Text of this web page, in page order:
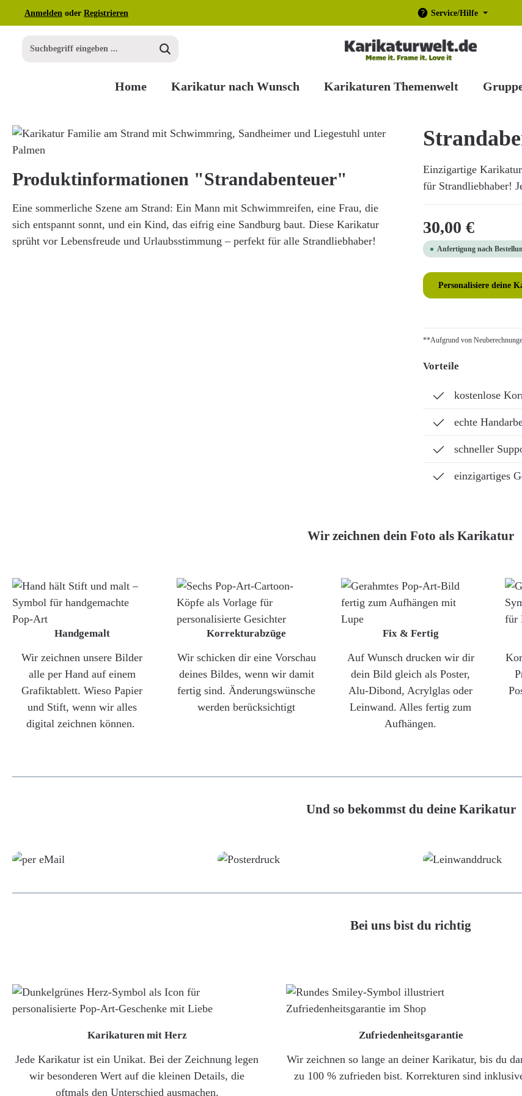
Hauptinhalt springen
Zur Suche springen
Zur Hauptnavigation springen
Anmelden oder Registrieren Service/Hilfe
Home Karikatur nach Wunsch Karikaturen Themenwelt
Bildergalerie überspringen
Einzigartige
für Strandliebhaber!
Regulärer Preis:
30,00 €
Anfertigung nach
Personalisiere deine
**Aufgrund von
Vorteile
kostenlose
echte
schneller
einzigartiges
Produktinformationen "Strandabenteuer"
Eine sommerliche Szene am Strand: Ein Mann mit Schwimmreifen, eine Frau, die
sich entspannt sonnt, und ein Kind, das eifrig eine Sandburg baut. Diese Karikatur
sprüht vor Lebensfreude und Urlaubsstimmung – perfekt für alle Strandliebhaber!
Wir zeichnen dein Foto als Karikatur
Handgemalt
Wir zeichnen unsere Bilder
alle per Hand auf einem
Grafiktablett. Wieso Papier
und Stift, wenn wir alles
digital zeichnen können.
Korrekturabzüge
Wir schicken dir eine Vorschau
deines Bildes, wenn wir damit
fertig sind. Änderungswünsche
werden berücksichtigt
Fix & Fertig
Auf Wunsch drucken wir dir
dein Bild gleich als Poster,
Alu-Dibond, Acrylglas oder
Leinwand. Alles fertig zum
Aufhängen.
Und so bekommst du deine Karikatur
Bei uns bist du richtig
Karikaturen mit Herz
Jede Karikatur ist ein Unikat. Bei der Zeichnung legen
wir besonderen Wert auf die kleinen Details, die
oftmals den Unterschied ausmachen.
Zufriedenheitsgarantie
Wir zeichnen so lange an deiner Karikatur, bis du
zu 100 % zufrieden bist. Korrekturen sind